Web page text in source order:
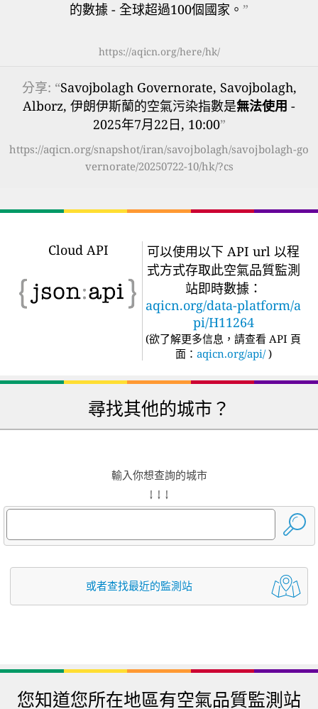
的數據 - 全球超過100個國家。 ”
https://aqicn.org/here/hk/
分享: “Savojbolagh Governorate, Savojbolagh,
Alborz, 伊朗伊斯蘭的空氣污染指數是無法使用 -
2025年7月22日, 10:00”
https://aqicn.org/snapshot/iran/savojbolagh/savojbolagh-go
vernorate/20250722-10/hk/?cs
Cloud API
可以使用以下 API url 以程
式方式存取此空氣品質監測
站即時數據：
aqicn.org/data-platform/a
pi/H11264
(欲了解更多信息，請查看 API 頁
面： aqicn.org/api/ )
尋找其他的城市？
輸入你想查詢的城市
↓ ↓ ↓
或者查找最近的監測站
您知道您所在地區有空氣品質監測站